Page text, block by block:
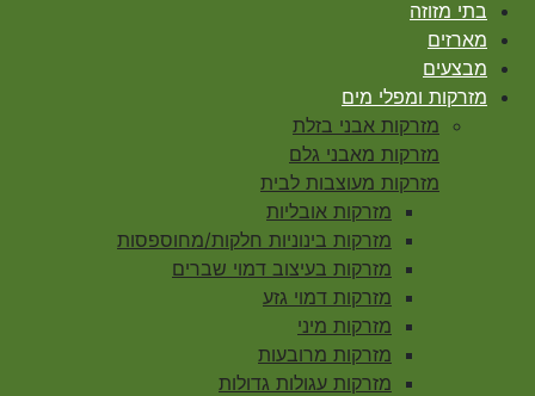
בתי מזוזה
מארזים
מבצעים
מזרקות ומפלי מים
מזרקות אבני בזלת
מזרקות מאבני גלם
מזרקות מעוצבות לבית
מזרקות אובליות
מזרקות בינוניות חלקות/מחוספסות
מזרקות בעיצוב דמוי שברים
מזרקות דמוי גזע
מזרקות מיני
מזרקות מרובעות
מזרקות עגולות גדולות